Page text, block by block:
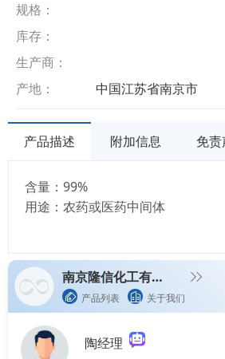
规格：
库存：
生产商：
产地：
中国江苏省南京市
产品描述 附加信息 免
含量：99%
用途：农药或医药中间体
南京隆信化工有限公司
产品列表 关于我们
陶经理